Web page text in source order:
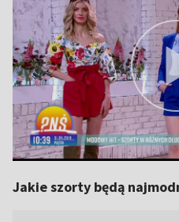
Jakie szorty będą